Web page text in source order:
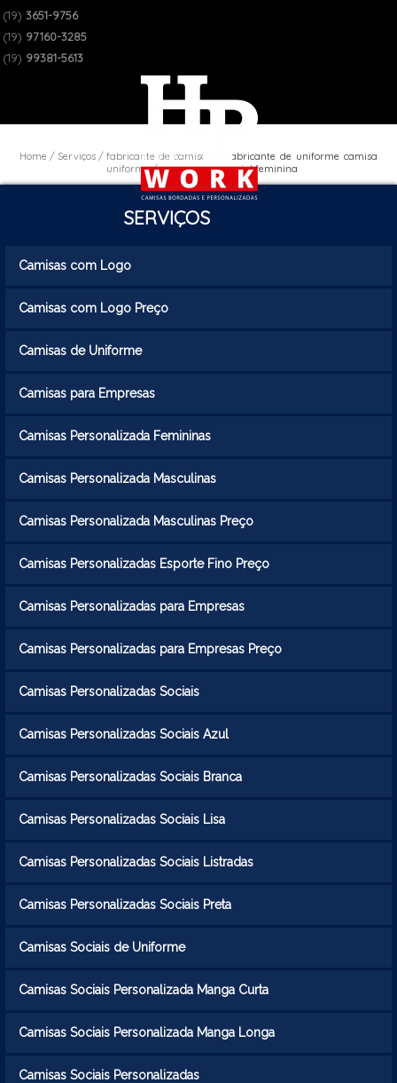
(19) 3651-9756
(19) 97160-3285
(19) 99381-5613
Home Serviços
fabricante de camisas de
uniforme
fabricante de uniforme camisa
social feminina
SERVIÇOS
Camisas com Logo
Camisas com Logo Preço
Camisas de Uniforme
Camisas para Empresas
Camisas Personalizada Femininas
Camisas Personalizada Masculinas
Camisas Personalizada Masculinas Preço
Camisas Personalizadas Esporte Fino Preço
Camisas Personalizadas para Empresas
Camisas Personalizadas para Empresas Preço
Camisas Personalizadas Sociais
Camisas Personalizadas Sociais Azul
Camisas Personalizadas Sociais Branca
Camisas Personalizadas Sociais Lisa
Camisas Personalizadas Sociais Listradas
Camisas Personalizadas Sociais Preta
Camisas Sociais de Uniforme
Camisas Sociais Personalizada Manga Curta
Camisas Sociais Personalizada Manga Longa
Camisas Sociais Personalizadas